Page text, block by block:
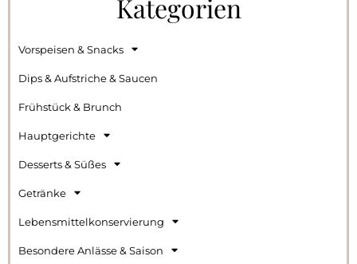
Kategorien
Vorspeisen & Snacks
Dips & Aufstriche & Saucen
Frühstück & Brunch
Hauptgerichte
Desserts & Süßes
Getränke
Lebensmittelkonservierung
Besondere Anlässe & Saison